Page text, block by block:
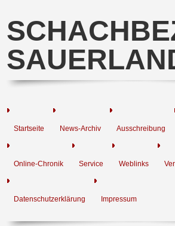
Startseite News-Archiv Ausschreibung
Online-Chronik Service Weblinks
Datenschutzerklärung Impressum